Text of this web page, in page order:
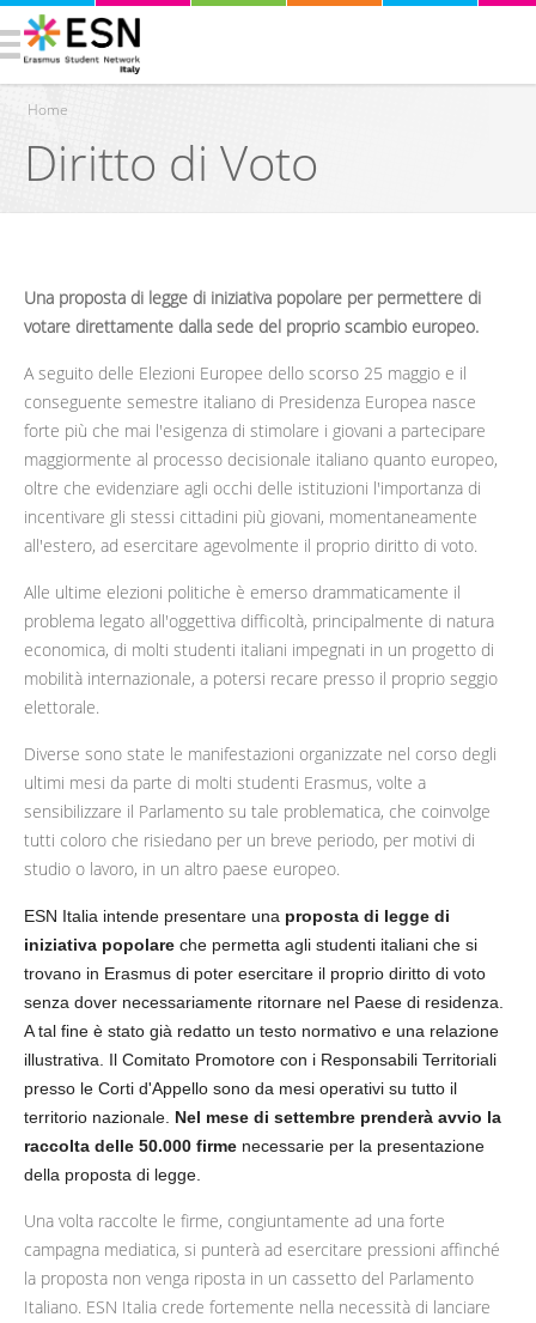
Tu sei qui
Home
Diritto di Voto
Una proposta di legge di iniziativa popolare per permettere di
votare direttamente dalla sede del proprio scambio europeo.
A seguito delle Elezioni Europee dello scorso 25 maggio e il
conseguente semestre italiano di Presidenza Europea nasce
forte più che mai l'esigenza di stimolare i giovani a partecipare
maggiormente al processo decisionale italiano quanto europeo,
oltre che evidenziare agli occhi delle istituzioni l'importanza di
incentivare gli stessi cittadini più giovani, momentaneamente
all'estero, ad esercitare agevolmente il proprio diritto di voto.
Alle ultime elezioni politiche è emerso drammaticamente il
problema legato all'oggettiva difficoltà, principalmente di natura
economica, di molti studenti italiani impegnati in un progetto di
mobilità internazionale, a potersi recare presso il proprio seggio
elettorale.
Diverse sono state le manifestazioni organizzate nel corso degli
ultimi mesi da parte di molti studenti Erasmus, volte a
sensibilizzare il Parlamento su tale problematica, che coinvolge
tutti coloro che risiedano per un breve periodo, per motivi di
studio o lavoro, in un altro paese europeo.
ESN Italia intende presentare una proposta di legge di
iniziativa popolare che permetta agli studenti italiani che si
trovano in Erasmus di poter esercitare il proprio diritto di voto
senza dover necessariamente ritornare nel Paese di residenza.
A tal fine è stato già redatto un testo normativo e una relazione
illustrativa. Il Comitato Promotore con i Responsabili Territoriali
presso le Corti d'Appello sono da mesi operativi su tutto il
territorio nazionale. Nel mese di settembre prenderà avvio la
raccolta delle 50.000 firme necessarie per la presentazione
della proposta di legge.
Una volta raccolte le firme, congiuntamente ad una forte
campagna mediatica, si punterà ad esercitare pressioni affinché
la proposta non venga riposta in un cassetto del Parlamento
Italiano. ESN Italia crede fortemente nella necessità di lanciare